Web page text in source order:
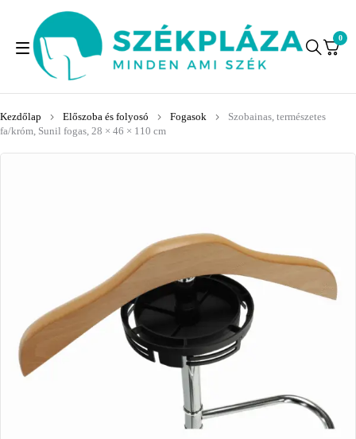
0
Kezdőlap Előszoba és folyosó Fogasok
Szobainas, természetes
fa/króm, Sunil fogas, 28 × 46 × 110 cm